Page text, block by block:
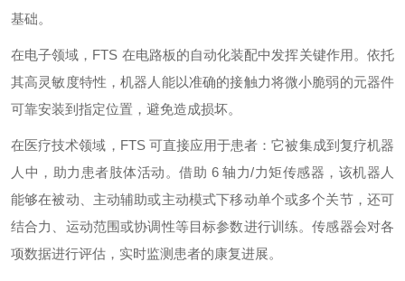
基础。
在电子领域，FTS 在电路板的自动化装配中发挥关键作用。依托
其高灵敏度特性，机器人能以准确的接触力将微小脆弱的元器件
可靠安装到指定位置，避免造成损坏。
在医疗技术领域，FTS 可直接应用于患者：它被集成到复疗机器
人中，助力患者肢体活动。借助 6 轴力/力矩传感器，该机器人
能够在被动、主动辅助或主动模式下移动单个或多个关节，还可
结合力、运动范围或协调性等目标参数进行训练。传感器会对各
项数据进行评估，实时监测患者的康复进展。